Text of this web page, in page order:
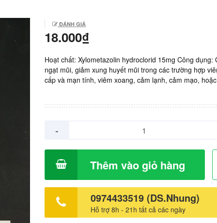
ĐÁNH GIÁ
18.000₫
Hoạt chất: Xylometazolin hydroclorid 15mg Công dụng:
ngạt mũi, giảm xung huyết mũi trong các trường hợp
cấp và mạn tính, viêm xoang, cảm lạnh, cảm mạo,
xuất: Dược phẩm TƯ 1 PHARBACO, Việt nam. Giá:
-
Thêm vào giỏ hàng
0974433519 (DS.Nhung)
Hỗ trợ 8h - 21h tất cả các ngày